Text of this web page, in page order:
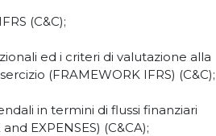
(C&C);
ed i criteri di valutazione alla
(FRAMEWORK IFRS) (C&C);
in termini di flussi finanziari
EXPENSES) (C&CA);